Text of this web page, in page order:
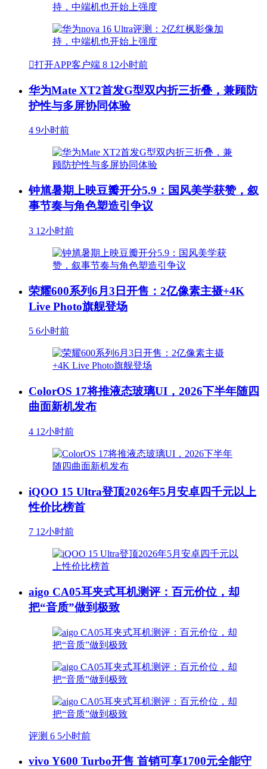
打开APP客户端 8 12小时前
华为Mate XT2首发G型双内折三折叠，兼顾防
护性与多屏协同体验
4 9小时前
钟馗暑期上映豆瓣开分5.9：国风美学获赞，叙
事节奏与角色塑造引争议
3 12小时前
荣耀600系列6月3日开售：2亿像素主摄+4K
Live Photo旗舰登场
5 6小时前
ColorOS 17将推液态玻璃UI，2026下半年随四
曲面新机发布
4 12小时前
iQOO 15 Ultra登顶2026年5月安卓四千元以上
性价比榜首
7 12小时前
aigo CA05耳夹式耳机测评：百元价位，却
把“音质”做到极致
评测 6 5小时前
vivo Y600 Turbo开售 首销可享1700元全能守